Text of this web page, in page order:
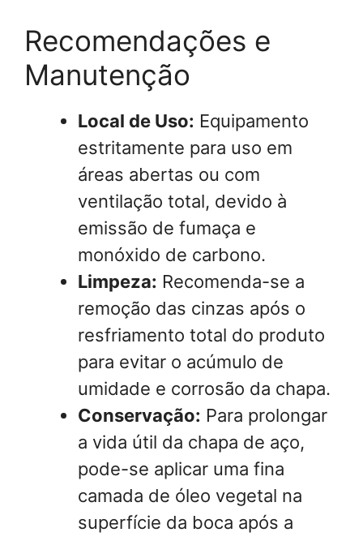
Recomendações e
Manutenção
Local de Uso: Equipamento
estritamente para uso em
áreas abertas ou com
ventilação total, devido à
emissão de fumaça e
monóxido de carbono.
Limpeza: Recomenda-se a
remoção das cinzas após o
resfriamento total do produto
para evitar o acúmulo de
umidade e corrosão da chapa.
Conservação: Para prolongar
a vida útil da chapa de aço,
pode-se aplicar uma fina
camada de óleo vegetal na
superfície da boca após a